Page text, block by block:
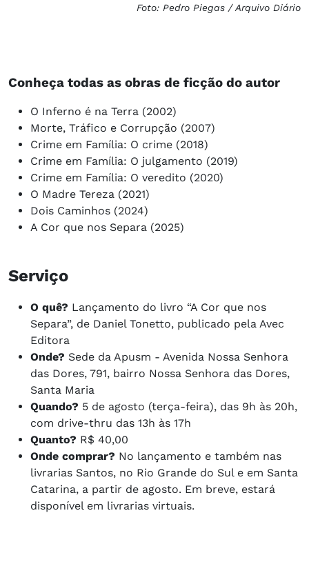
Foto: Pedro Piegas / Arquivo Diário
Conheça todas as obras de ficção do autor
O Inferno é na Terra (2002)
Morte, Tráfico e Corrupção (2007)
Crime em Família: O crime (2018)
Crime em Família: O julgamento (2019)
Crime em Família: O veredito (2020)
O Madre Tereza (2021)
Dois Caminhos (2024)
A Cor que nos Separa (2025)
Serviço
O quê? Lançamento do livro “A Cor que nos
Separa”, de Daniel Tonetto, publicado pela Avec
Editora
Onde? Sede da Apusm - Avenida Nossa Senhora
das Dores, 791, bairro Nossa Senhora das Dores,
Santa Maria
Quando? 5 de agosto (terça-feira), das 9h às 20h,
com drive-thru das 13h às 17h
Quanto? R$ 40,00
Onde comprar? No lançamento e também nas
livrarias Santos, no Rio Grande do Sul e em Santa
Catarina, a partir de agosto. Em breve, estará
disponível em livrarias virtuais.